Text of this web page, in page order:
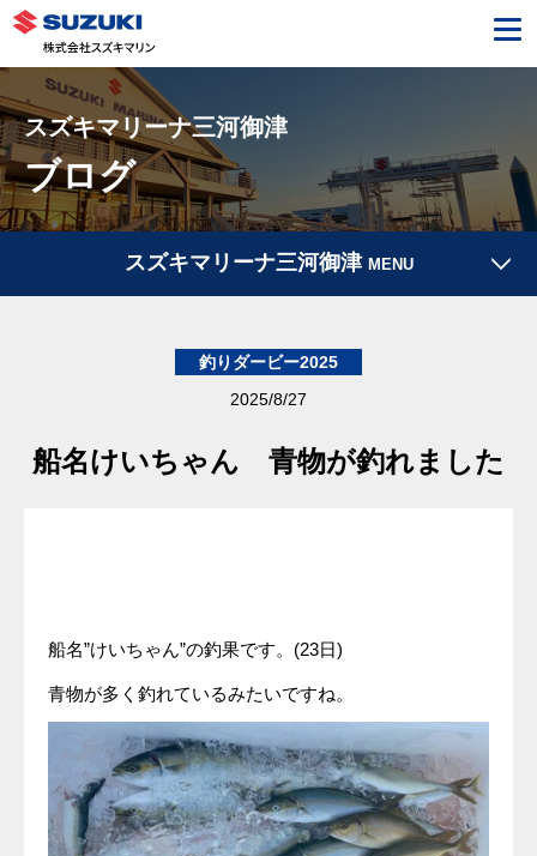
スズキマリーナ三河御津
ブログ
スズキマリーナ三河御津 MENU
釣りダービー2025
2025/8/27
船名けいちゃん 青物が釣れました
船名”けいちゃん”の釣果です。(23日)
青物が多く釣れているみたいですね。